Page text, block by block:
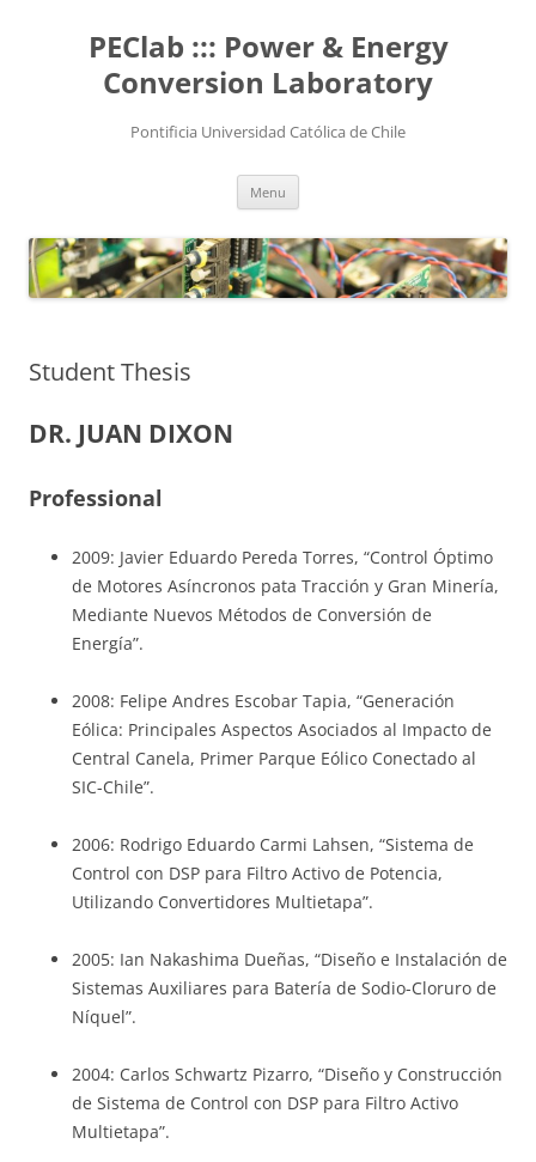
PEClab ::: Power & Energy
Conversion Laboratory
Pontificia Universidad Católica de Chile
Menu
Student Thesis
DR. JUAN DIXON
Professional
2009: Javier Eduardo Pereda Torres, “Control Óptimo
de Motores Asíncronos pata Tracción y Gran Minería,
Mediante Nuevos Métodos de Conversión de
Energía”.
2008: Felipe Andres Escobar Tapia, “Generación
Eólica: Principales Aspectos Asociados al Impacto de
Central Canela, Primer Parque Eólico Conectado al
SIC-Chile”.
2006: Rodrigo Eduardo Carmi Lahsen, “Sistema de
Control con DSP para Filtro Activo de Potencia,
Utilizando Convertidores Multietapa”.
2005: Ian Nakashima Dueñas, “Diseño e Instalación de
Sistemas Auxiliares para Batería de Sodio-Cloruro de
Níquel”.
2004: Carlos Schwartz Pizarro, “Diseño y Construcción
de Sistema de Control con DSP para Filtro Activo
Multietapa”.